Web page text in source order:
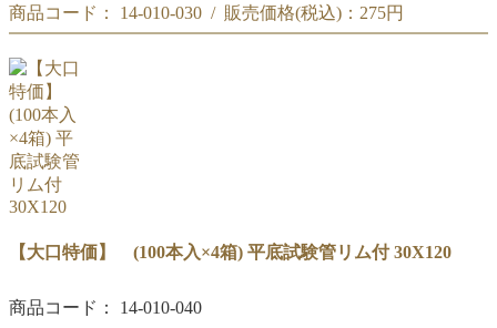
平底試験管リム付 25X150
商品コード： 14-010-030 / 販売価格(税込)： 275円
平底試験管リム付 25X150
【大口特価】 (100本入×4箱) 平底試験管リム付 30X120
商品コード： 14-010-040